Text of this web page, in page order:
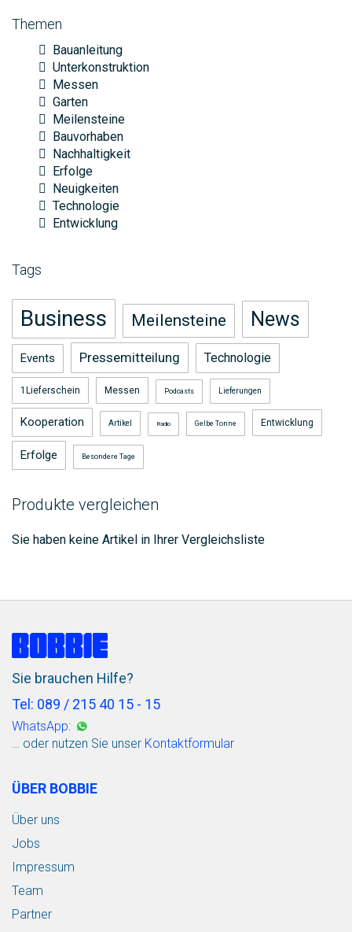
Themen
Bauanleitung
Unterkonstruktion
Messen
Garten
Meilensteine
Bauvorhaben
Nachhaltigkeit
Erfolge
Neuigkeiten
Technologie
Entwicklung
Tags
Business Meilensteine News
Events Pressemitteilung Technologie
1Lieferschein Messen Podcasts Lieferungen
Kooperation Artikel Radio Gelbe Tonne Entwicklung
Erfolge Besondere Tage
Produkte vergleichen
Sie haben keine Artikel in Ihrer Vergleichsliste
Sie brauchen Hilfe?
Tel: 089 / 215 40 15 - 15
WhatsApp:
… oder nutzen Sie unser Kontaktformular
ÜBER BOBBIE
Über uns
Jobs
Impressum
Team
Partner